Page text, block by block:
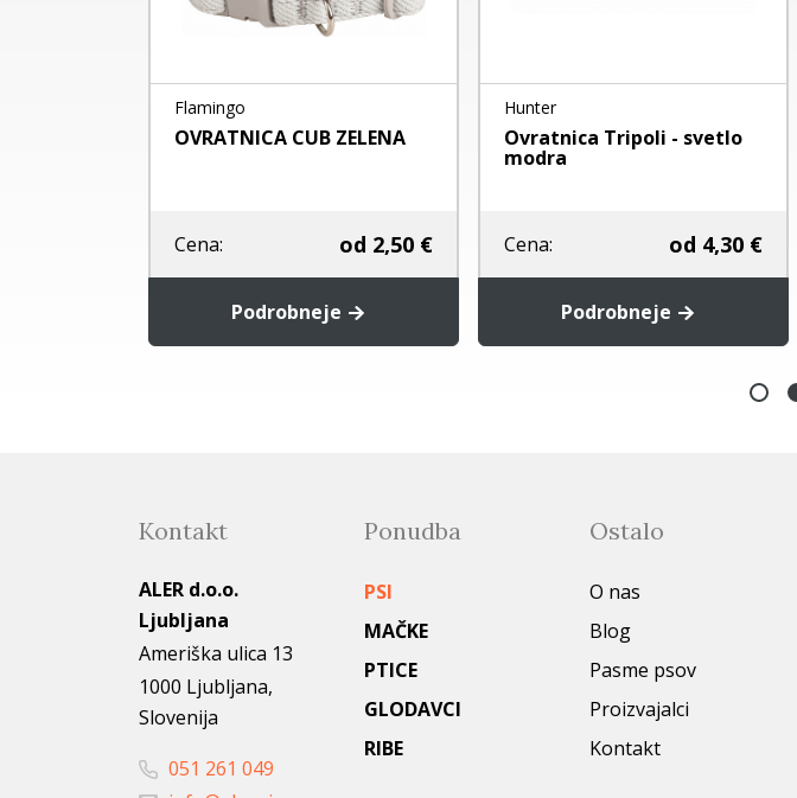
Flamingo
OVRATNICA CUB ZELENA
Cena: od 2,50 €
Podrobneje
Hunter
Ovratnica Tripoli - svetlo
modra
Cena: od 4,30 €
Podrobneje
Kontakt
ALER d.o.o.
Ljubljana
Ameriška ulica 13
1000 Ljubljana,
Slovenija
051 261 049
Ponudba
PSI
MAČKE
PTICE
GLODAVCI
RIBE
Ostalo
O nas
Blog
Pasme psov
Proizvajalci
Kontakt